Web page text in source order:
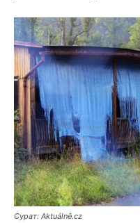
Сурат: Aktuálně.cz